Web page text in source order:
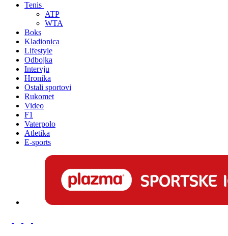
Tenis
ATP
WTA
Boks
Kladionica
Lifestyle
Odbojka
Intervju
Hronika
Ostali sportovi
Rukomet
Video
F1
Vaterpolo
Atletika
E-sports